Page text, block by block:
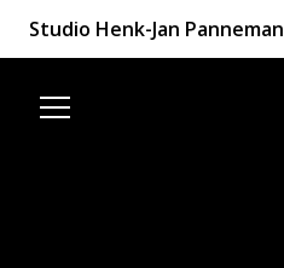
Studio Henk-Jan Panneman